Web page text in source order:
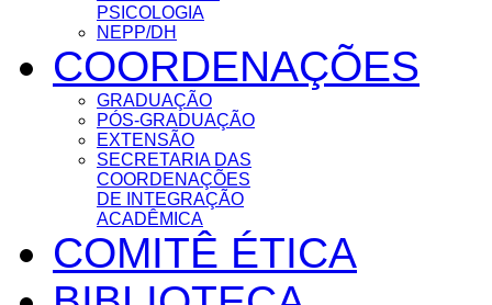
PSICOLOGIA
NEPP/DH
COORDENAÇÕES
GRADUAÇÃO
PÓS-GRADUAÇÃO
EXTENSÃO
SECRETARIA DAS
COORDENAÇÕES
DE INTEGRAÇÃO
ACADÊMICA
COMITÊ ÉTICA